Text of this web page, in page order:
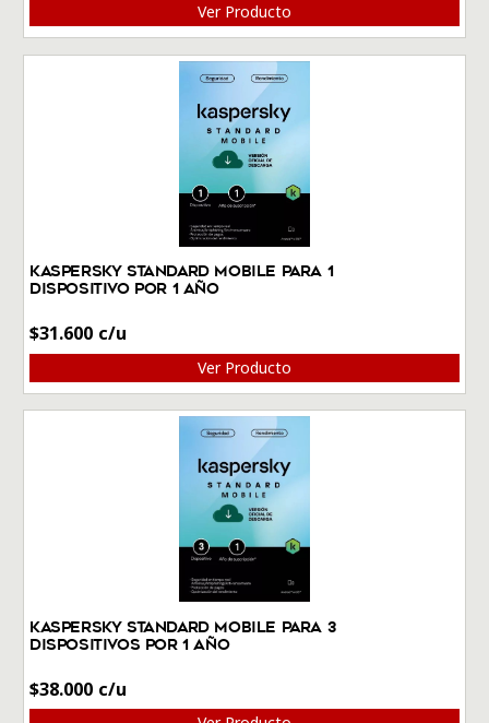
Ver Producto
Kaspersky Standard Mobile para 1
Dispositivo por 1 Año
$31.600
Ver Producto
Kaspersky Standard Mobile para 3
Dispositivos por 1 Año
$38.000